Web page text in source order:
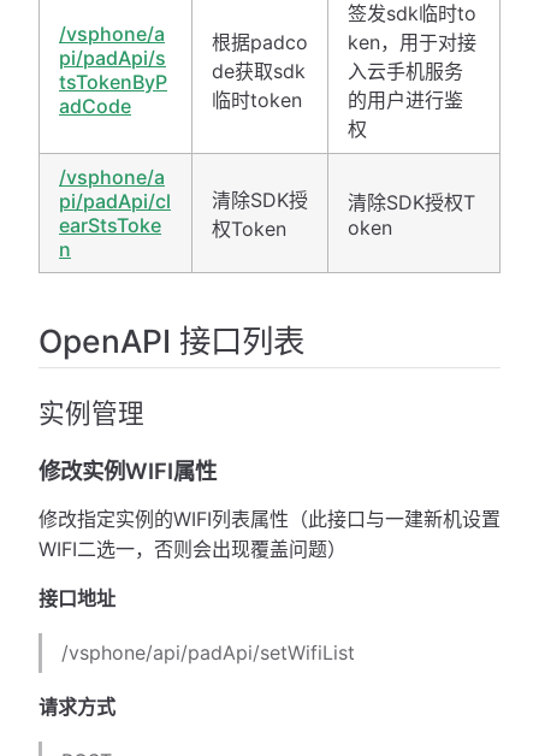
/vsphone/a
pi/padApi/s
tsTokenByP
adCode
根据padco
de获取sdk
临时token
签发sdk临时to
ken，用于对接
入云手机服务
的用户进行鉴
权
/vsphone/a
pi/padApi/cl
earStsToke
n
清除SDK授
权Token
清除SDK授权T
oken
OpenAPI 接口列表
实例管理
修改实例WIFI属性
修改指定实例的WIFI列表属性（此接口与一建新机设置
WIFI二选一，否则会出现覆盖问题）
接口地址
/vsphone/api/padApi/setWifiList
请求方式